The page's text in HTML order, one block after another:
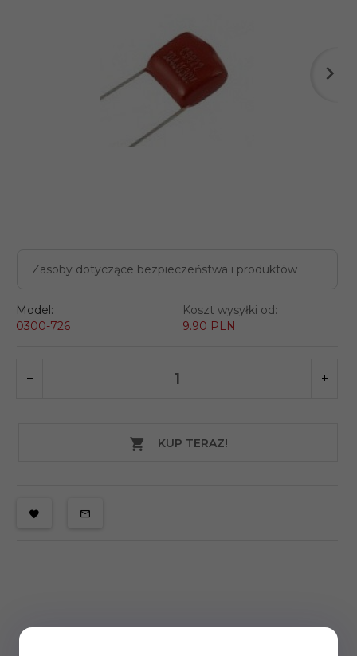
Zasoby dotyczące bezpieczeństwa i produktów
Model:
0300-726
Koszt wysyłki od:
9.90 PLN
KUP TERAZ!